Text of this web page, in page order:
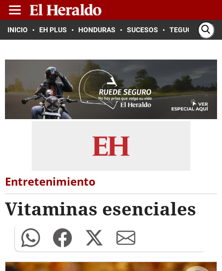
INICIO EH PLUS HONDURAS SUCESOS TEGUCIGALPA
Entretenimiento
Vitaminas esenciales